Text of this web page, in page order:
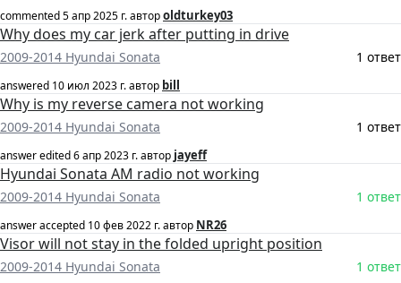
commented5 апр 2025 г.авторoldturkey03
Why does my car jerk after putting in drive
2009-2014 Hyundai Sonata 1 ответ
answered 10 июл 2023 г.автор bill
Why is my reverse camera not working
2009-2014 Hyundai Sonata 1 ответ
answer edited6 апр 2023 г.автор jayeff
Hyundai Sonata AM radio not working
2009-2014 Hyundai Sonata 1 ответ
answer accepted 10 фев 2022 г.автор NR26
Visor will not stay in the folded upright position
2009-2014 Hyundai Sonata 1 ответ